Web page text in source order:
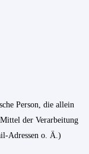
Person, die allein
der Verarbeitung
Adressen o. Ä.)